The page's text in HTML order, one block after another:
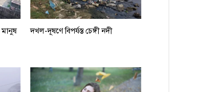
মানুষ দখল-দূষণে বিপর্যস্ত চেঙ্গী নদী